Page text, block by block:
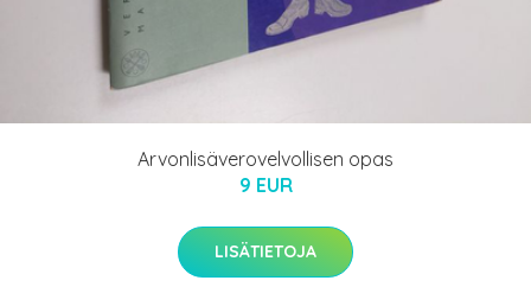
Arvonlisäverovelvollisen opas
9 EUR
LISÄTIETOJA